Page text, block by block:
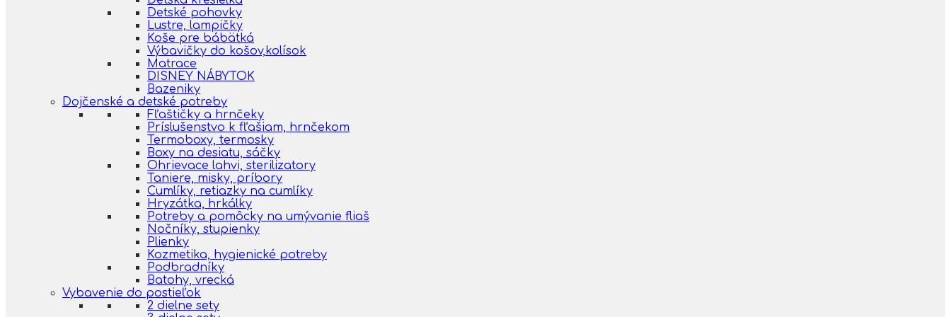
Detské pohovky
Lustre, lampičky
Koše pre bábätká
Výbavičky do košov,kolísok
Matrace
DISNEY NÁBYTOK
Bazeniky
Dojčenské a detské potreby
Fľaštičky a hrnčeky
Príslušenstvo k fľašiam, hrnčekom
Termoboxy, termosky
Boxy na desiatu, sáčky
Ohrievace lahvi, sterilizatory
Taniere, misky, príbory
Cumlíky, retiazky na cumlíky
Hryzátka, hrkálky
Potreby a pomôcky na umývanie fliaš
Nočníky, stupienky
Plienky
Kozmetika, hygienické potreby
Podbradníky
Batohy, vrecká
Vybavenie do postieľok
2 dielne sety